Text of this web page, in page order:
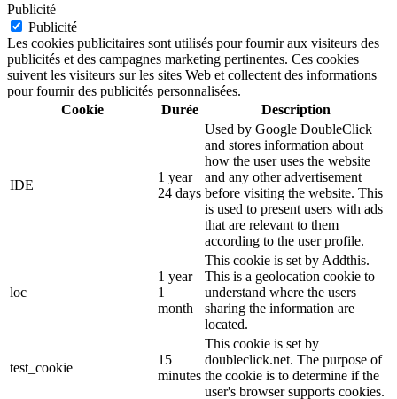
Publicité
Publicité
Les cookies publicitaires sont utilisés pour fournir aux visiteurs des
publicités et des campagnes marketing pertinentes. Ces cookies
suivent les visiteurs sur les sites Web et collectent des informations
pour fournir des publicités personnalisées.
Cookie
Durée Description
IDE
1 year
24 days
Used by Google DoubleClick
and stores information about
how the user uses the website
and any other advertisement
before visiting the website. This
is used to present users with ads
that are relevant to them
according to the user profile.
loc
1 year
1
month
This cookie is set by Addthis.
This is a geolocation cookie to
understand where the users
sharing the information are
located.
test_cookie
15
minutes
This cookie is set by
doubleclick.net. The purpose of
the cookie is to determine if the
user's browser supports cookies.